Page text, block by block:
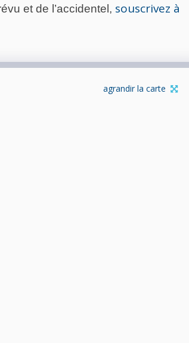
et de l’accidentel, souscrivez à
agrandir la carte